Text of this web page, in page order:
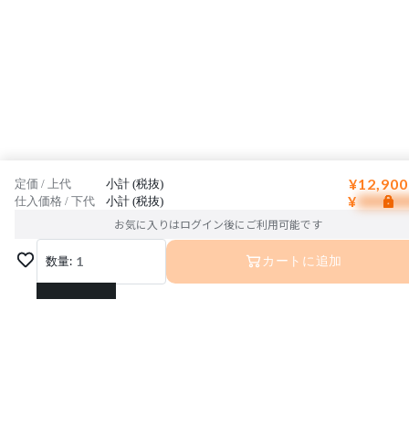
定価 / 上代 小計 (税抜)
仕入価格 / 下代 小計 (税抜) ¥
お気に入りはログイン後にご利用可能です
数量: 1
1
カートに追加